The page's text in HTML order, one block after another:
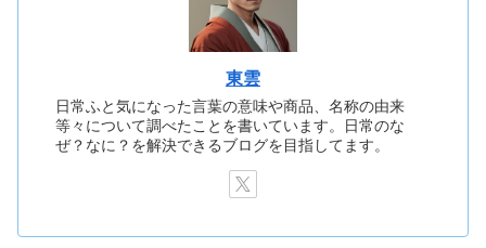
東雲
日常ふと気になった言葉の意味や商品、名称の由来
等々について調べたことを書いています。日常のな
ぜ？なに？を解決できるブログを目指してます。